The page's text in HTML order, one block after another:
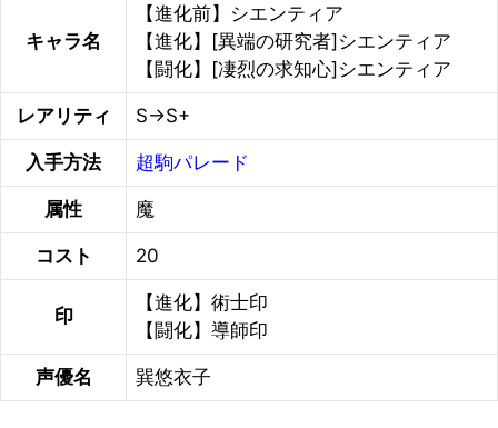
キャラ名
【進化前】シエンティア
【進化】[異端の研究者]シエンティア
【闘化】[凄烈の求知心]シエンティア
レアリティ S→S+
入手方法 超駒パレード
属性 魔
コスト 20
印
【進化】術士印
【闘化】導師印
声優名 巽悠衣子